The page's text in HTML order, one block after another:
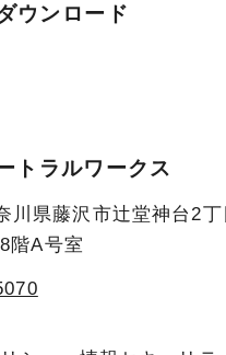
ウンロード
トラルワークス
川県藤沢市辻堂神台2
階A号室